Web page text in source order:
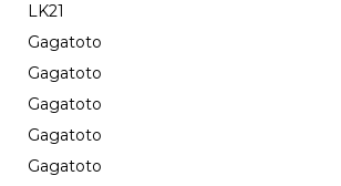
LK21
Gagatoto
Gagatoto
Gagatoto
Gagatoto
Gagatoto